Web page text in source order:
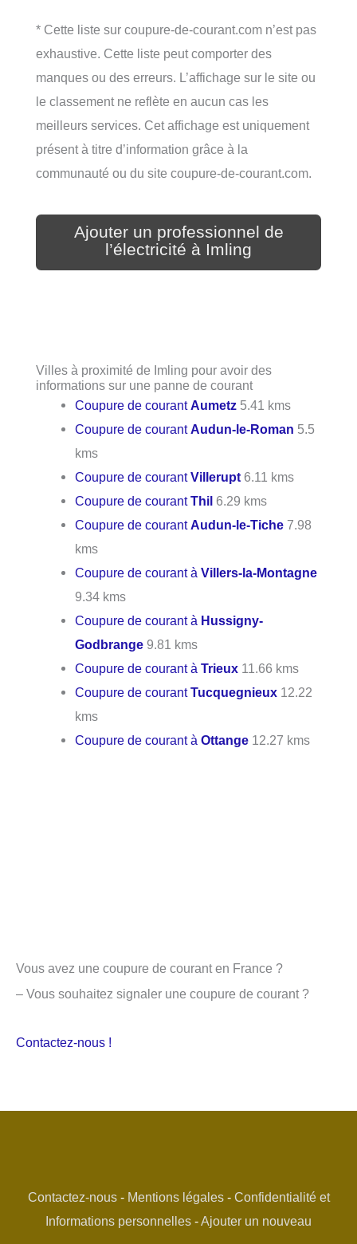
* Cette liste sur coupure-de-courant.com n’est pas
exhaustive. Cette liste peut comporter des
manques ou des erreurs. L’affichage sur le site ou
le classement ne reflète en aucun cas les
meilleurs services. Cet affichage est uniquement
présent à titre d’information grâce à la
communauté ou du site coupure-de-courant.com.
Ajouter un professionnel de
l’électricité à Imling
Villes à proximité de Imling pour avoir des
informations sur une panne de courant
Coupure de courantAumetz 5.41 kms
Coupure de courantAudun-le-Roman 5.5
kms
Coupure de courantVillerupt 6.11 kms
Coupure de courantThil 6.29 kms
Coupure de courantAudun-le-Tiche 7.98
kms
Coupure de courant àVillers-la-Montagne
9.34 kms
Coupure de courant à Hussigny-
Godbrange 9.81 kms
Coupure de courant àTrieux 11.66 kms
Coupure de courantTucquegnieux 12.22
kms
Coupure de courant àOttange 12.27 kms
Vous avez une coupure de courant en France ?
– Vous souhaitez signaler une coupure de courant ?
Contactez-nous !
Contactez-nous- Mentions légales- Confidentialité et
Informations personnelles -Ajouter un nouveau